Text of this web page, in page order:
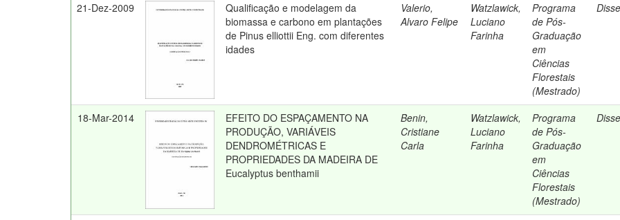
21-Dez-2009
Qualificação e modelagem da
biomassa e carbono em plantações
de Pinus elliottii Eng. com diferentes
idades
Valerio,
Alvaro Felipe
Watzlawick,
Luciano
Farinha
Programa
de Pós-
Graduação
em
Ciências
Florestais
(Mestrado)
18-Mar-2014
EFEITO DO ESPAÇAMENTO NA
PRODUÇÃO, VARIÁVEIS
DENDROMÉTRICAS E
PROPRIEDADES DA MADEIRA DE
Eucalyptus benthamii
Benin,
Cristiane
Carla
Watzlawick,
Luciano
Farinha
Programa
de Pós-
Graduação
em
Ciências
Florestais
(Mestrado)